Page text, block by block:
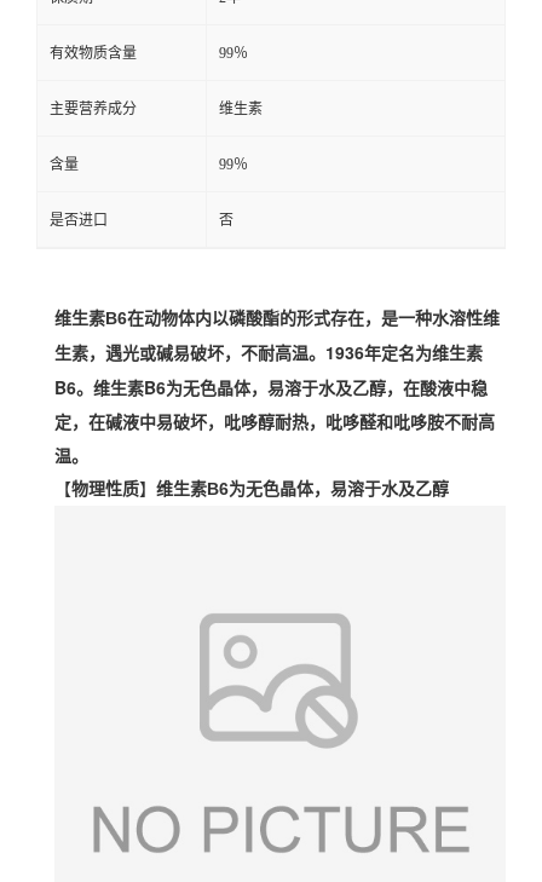
有效物质含量 99％
主要营养成分 维生素
含量 99％
是否进口 否
维生素B6在动物体内以磷酸酯的形式存在，是一种水溶性维
生素，遇光或碱易破坏，不耐高温。 1936年定名为维生素
B6。维生素B6为无色晶体，易溶于水及乙醇，在酸液中稳
定，在碱液中易破坏，吡哆醇耐热，吡哆醛和吡哆胺不耐高
温。
【物理性质】 维生素B6为无色晶体，易溶于水及乙醇